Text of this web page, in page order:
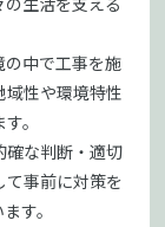
中で工事を施
性や環境特性
。
確な判断・適切
て事前に対策を
す。